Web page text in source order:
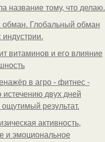
название тому, что делаю.
обман. Глобальный обман
витаминов и его влияние
в агро - фитнес -
истечению двух дней
ощутимый результат.
активность,
и эмоциональное